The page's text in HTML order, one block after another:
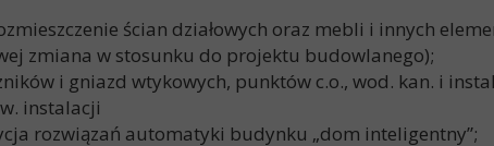
ścian działowych oraz mebli i innych
zmiana w stosunku do projektu budowlanego);
i gniazd wtykowych, punktów c.o., wod. kan. i
instalacji
rozwiązań automatyki budynku „dom inteligentny”;